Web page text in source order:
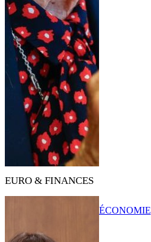
EURO & FINANCES
ÉCONOMIE